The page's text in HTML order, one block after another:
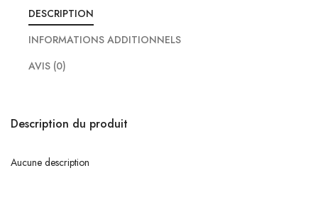
DESCRIPTION
INFORMATIONS ADDITIONNELS
AVIS (0)
Description du produit
Aucune description